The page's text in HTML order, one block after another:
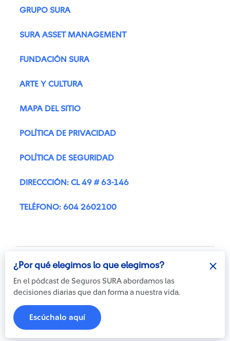
¿Por qué elegimos lo que elegimos?
En el pódcast de Seguros SURA abordamos las
decisiones diarias que dan forma a nuestra vida.
Escúchalo aquí
GRUPO SURA
SURA ASSET MANAGEMENT
FUNDACIÓN SURA
ARTE Y CULTURA
MAPA DEL SITIO
POLÍTICA DE PRIVACIDAD
POLÍTICA DE SEGURIDAD
DIRECCCIÓN: CL 49 # 63-146
TELÉFONO: 604 2602100
© Copyright Suramericana S.A.